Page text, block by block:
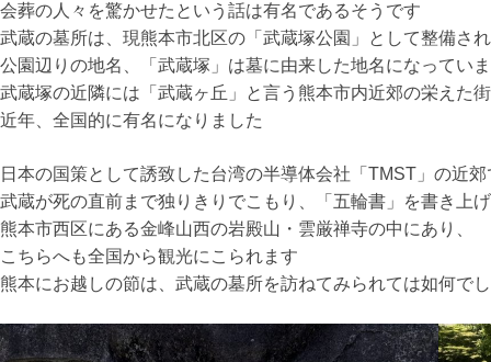
会葬の人々を驚かせたという話は有名であるそうです
武蔵の墓所は、現熊本市北区の「武蔵塚公園」として整備さ
公園辺りの地名、「武蔵塚」は墓に由来した地名になってい
武蔵塚の近隣には「武蔵ヶ丘」と言う熊本市内近郊の栄えた
近年、全国的に有名になりました
日本の国策として誘致した台湾の半導体会社「TMST」の近
武蔵が死の直前まで独りきりでこもり、「五輪書」を書き上
熊本市西区にある金峰山西の岩殿山・雲厳禅寺の中にあり、
こちらへも全国から観光にこられます
熊本にお越しの節は、武蔵の墓所を訪ねてみられては如何で